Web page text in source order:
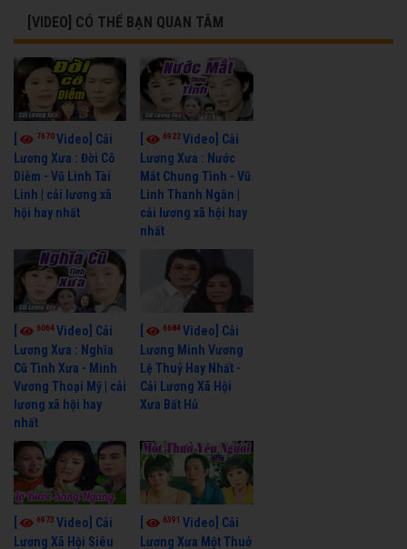
[VIDEO] CÓ THỂ BẠN QUAN TÂM
7670Video] Cải
Lương Xưa : Đời Cô
Diễm - Vũ Linh Tài
Linh | cải lương xã
hội hay nhất
6922Video] Cải
Lương Xưa : Nước
Mắt Chung Tình - Vũ
Linh Thanh Ngân |
cải lương xã hội hay
nhất
6064Video] Cải
Lương Xưa : Nghĩa
Cũ Tình Xưa - Minh
Vương Thoại Mỹ | cải
lương xã hội hay
nhất
6684Video] Cải
Lương Minh Vương
Lệ Thuỷ Hay Nhất -
Cải Lương Xã Hội
Xưa Bất Hủ
6973 Video] Cải
Lương Xã Hội Siêu
6391Video] Cải
Lương Xưa Một Thuở